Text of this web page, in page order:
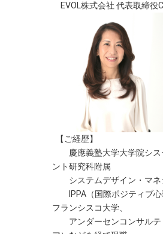
EVOL株式会社 代表取締役
【ご経歴】
慶應義塾大学大学院シス
ント研究科附属
システムデザイン・マネ
IPPA（国際ポジティブ心
フランシスコ大学、
アンダーセンコンサルテ